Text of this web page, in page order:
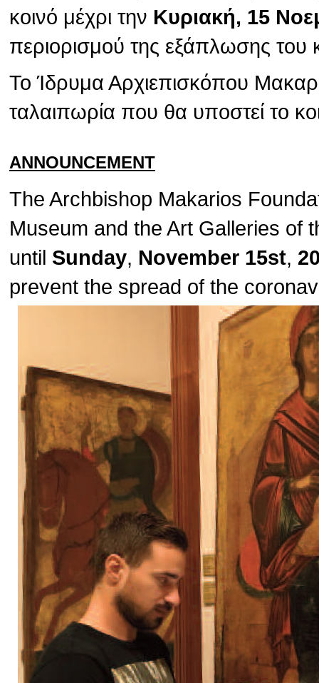
κοινό μέχρι την Κυριακή, 15
περιορισμού της εξάπλωσης του
Το Ίδρυμα Αρχιεπισκόπου
ταλαιπωρία που θα υποστεί το
ANNOUNCEMENT
The Archbishop Makarios
Museum and the Art Galleries of
until Sunday, November 15st,
prevent the spread of the